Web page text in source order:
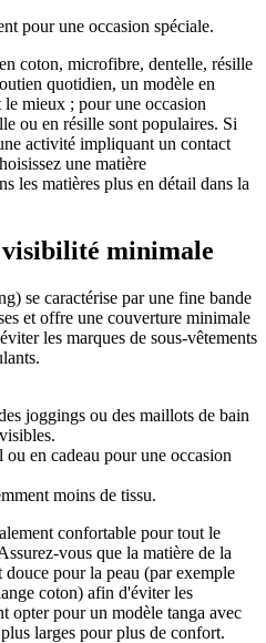
pour une occasion spéciale.
coton, microfibre, dentelle, résille
quotidien, un modèle en
mieux ; pour une occasion
ou en résille sont populaires. Si
activité impliquant un contact
une matière
les matières plus en détail dans la
minimale
se caractérise par une fine bande
et offre une couverture minimale
les marques de sous-vêtements
joggings ou des maillots de bain
en cadeau pour une occasion
moins de tissu.
confortable pour tout le
vous que la matière de la
douce pour la peau (par exemple
coton) afin d'éviter les
opter pour un modèle tanga avec
larges pour plus de confort.